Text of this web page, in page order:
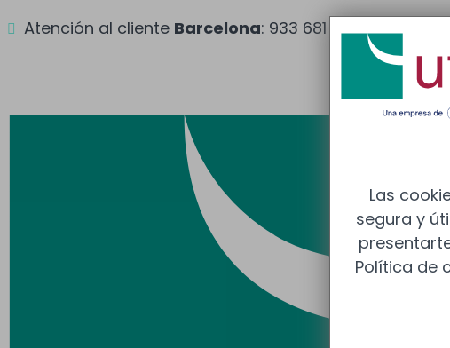
 Atención al cliente Barcelona: 933 681 355 –Madrid
Las
segura y
Política de